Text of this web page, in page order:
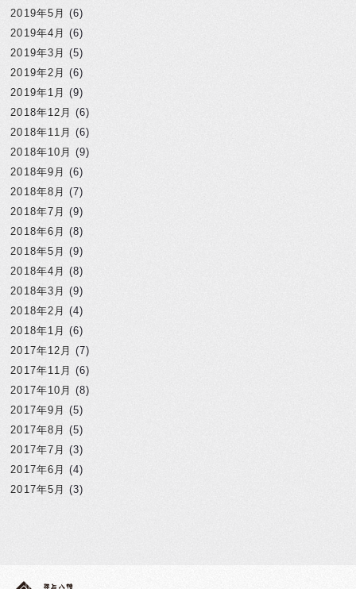
2019年5月 (6)
2019年4月 (6)
2019年3月 (5)
2019年2月 (6)
2019年1月 (9)
2018年12月 (6)
2018年11月 (6)
2018年10月 (9)
2018年9月 (6)
2018年8月 (7)
2018年7月 (9)
2018年6月 (8)
2018年5月 (9)
2018年4月 (8)
2018年3月 (9)
2018年2月 (4)
2018年1月 (6)
2017年12月 (7)
2017年11月 (6)
2017年10月 (8)
2017年9月 (5)
2017年8月 (5)
2017年7月 (3)
2017年6月 (4)
2017年5月 (3)